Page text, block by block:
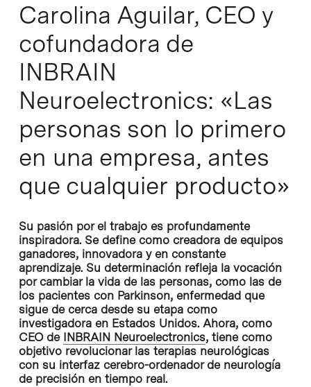
Carolina Aguilar, CEO y
cofundadora de
INBRAIN
Neuroelectronics: «Las
personas son lo primero
en una empresa, antes
que cualquier producto»
Su pasión por el trabajo es profundamente
inspiradora. Se define como creadora de equipos
ganadores, innovadora y en constante
aprendizaje. Su determinación refleja la vocación
por cambiar la vida de las personas, como las de
los pacientes con Parkinson, enfermedad que
sigue de cerca desde su etapa como
investigadora en Estados Unidos. Ahora, como
CEO de INBRAIN Neuroelectronics, tiene como
objetivo revolucionar las terapias neurológicas
con su interfaz cerebro-ordenador de neurología
de precisión en tiempo real.